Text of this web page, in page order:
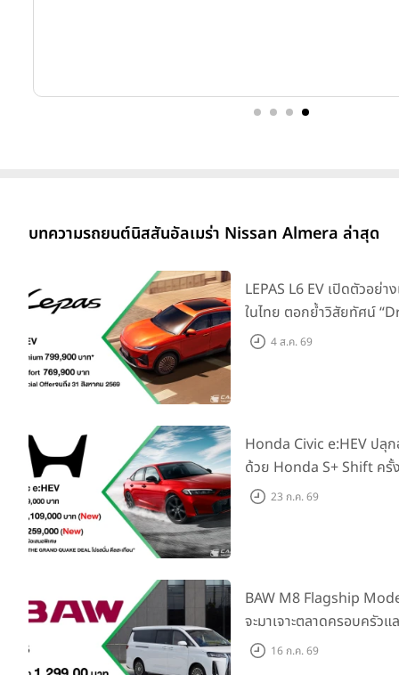
บทความรถยนต์นิสสันอัลเมร่า Nissan Almera ล่าสุด
LEPAS L6 EV เปิดตัวอย่
ในไทย ตอกย้ำวิสัยทัศน์
Elegance” มาพร้อม 2 รุ่
4 ส.ค. 69
Honda Civic e:HEV ปลุ
ด้วย Honda S+ Shift ครั้
เพิ่ม Blind Spot
23 ก.ค. 69
BAW M8 Flagship
จะมาเจาะตลาดครอบครัว
ราคาที่ 1.299 ลบ. (สิทธิพิ
16 ก.ค. 69